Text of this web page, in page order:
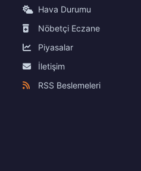
Dikkat Edilmesi Gereken 5
estetik güzellikleri ve
çıkan özel materyaller
milyonlarca yıl süren bir
eşsiz birer sanat eseri
taşları seçerken dikkat
noktalar vardır. Doğru